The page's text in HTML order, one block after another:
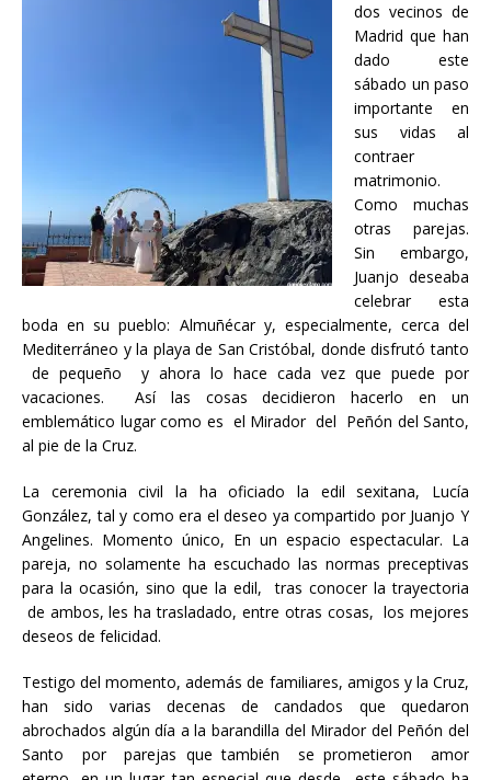
dos vecinos de
Madrid que han
dado este
sábado un paso
importante en
sus vidas al
contraer
matrimonio.
Como muchas
otras parejas.
Sin embargo,
Juanjo deseaba
celebrar esta
boda en su pueblo: Almuñécar y, especialmente, cerca del
Mediterráneo y la playa de San Cristóbal, donde disfrutó tanto
de pequeño y ahora lo hace cada vez que puede por
vacaciones. Así las cosas decidieron hacerlo en un
emblemático lugar como es el Mirador del Peñón del Santo,
al pie de la Cruz.
La ceremonia civil la ha oficiado la edil sexitana, Lucía
González, tal y como era el deseo ya compartido por Juanjo Y
Angelines. Momento único, En un espacio espectacular. La
pareja, no solamente ha escuchado las normas preceptivas
para la ocasión, sino que la edil, tras conocer la trayectoria
de ambos, les ha trasladado, entre otras cosas, los mejores
deseos de felicidad.
Testigo del momento, además de familiares, amigos y la Cruz,
han sido varias decenas de candados que quedaron
abrochados algún día a la barandilla del Mirador del Peñón del
Santo por parejas que también se prometieron amor